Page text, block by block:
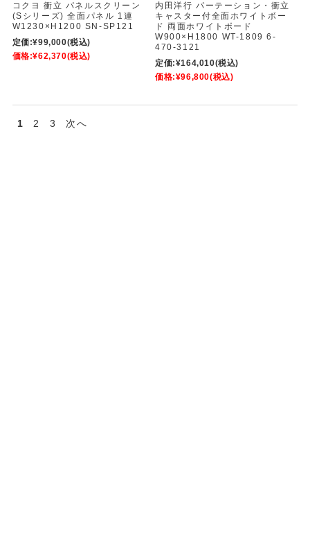
コクヨ 衝立 パネルスクリーン
(Sシリーズ) 全面パネル 1連
W1230×H1200 SN-SP121
定価:¥99,000(税込)
価格:¥62,370(税込)
内田洋行 パーテーション・衝立
キャスター付全面ホワイトボー
ド 両面ホワイトボード
W900×H1800 WT-1809 6-
470-3121
定価:¥164,010(税込)
価格:¥96,800(税込)
1 2 3 次へ